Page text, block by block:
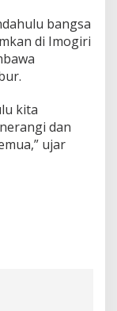
bangsa
di Imogiri
kita
dan
ujar